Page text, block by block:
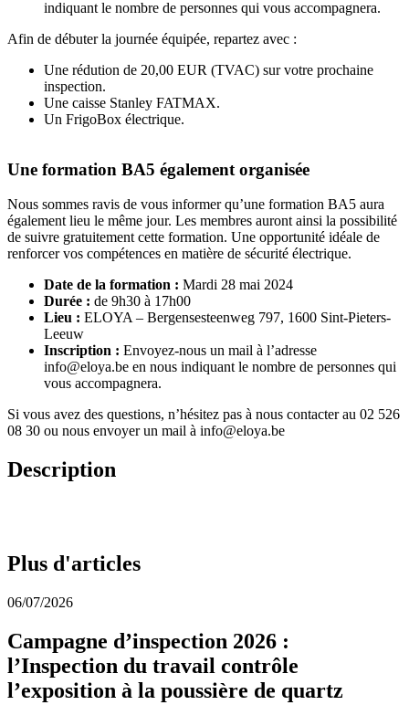
indiquant le nombre de personnes qui vous accompagnera.
Afin de débuter la journée équipée, repartez avec :
Une rédution de 20,00 EUR (TVAC) sur votre prochaine
inspection.
Une caisse Stanley FATMAX.
Un FrigoBox électrique.
Une formation BA5 également organisée
Nous sommes ravis de vous informer qu’une formation BA5 aura
également lieu le même jour. Les membres auront ainsi la possibilité
de suivre gratuitement cette formation. Une opportunité idéale de
renforcer vos compétences en matière de sécurité électrique.
Date de la formation : Mardi 28 mai 2024
Durée : de 9h30 à 17h00
Lieu : ELOYA – Bergensesteenweg 797, 1600 Sint-Pieters-
Leeuw
Inscription : Envoyez-nous un mail à l’adresse
info@eloya.be en nous indiquant le nombre de personnes qui
vous accompagnera.
Si vous avez des questions, n’hésitez pas à nous contacter au 02 526
08 30 ou nous envoyer un mail à info@eloya.be
Description
Plus d'articles
06/07/2026
Campagne d’inspection 2026 :
l’Inspection du travail contrôle
l’exposition à la poussière de quartz